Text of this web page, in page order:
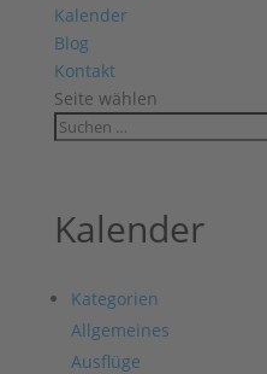
Kalender
Blog
Kontakt
Seite wählen
Kalender
Kategorien
Allgemeines
Ausflüge